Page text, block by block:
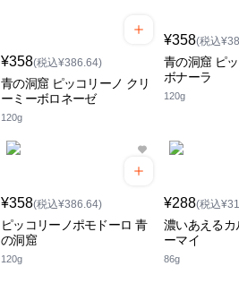
¥358(税込¥386.64)
青の洞窟 ピッコリーノ クリ
ーミーボロネーゼ
120g
¥358(税込
青の洞窟 ピ
ボナーラ
120g
¥358(税込¥386.64)
ピッコリーノポモドーロ 青
の洞窟
120g
¥288(税込
濃いあえるカ
ーマイ
86g